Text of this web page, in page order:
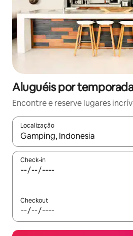
Aluguéis por
Encontre e reserve lugares
Localização
Quando os resultados estiverem
Check-in
Checkout